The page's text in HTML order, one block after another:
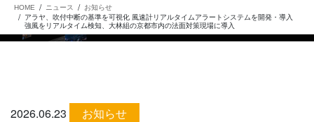
HOME ニュース
お知らせ
アラヤ、吹付中断の基準を可視化 風速計リアルタイムアラートシステムを開発・導入
強風をリアルタイム検知、大林組の京都市内の法面対策現場に導入
2026.06.23 お知らせ